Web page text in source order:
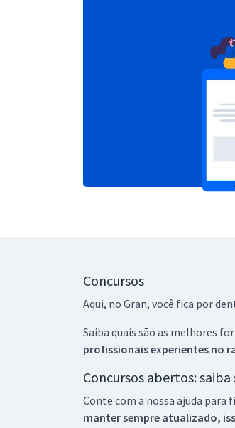
Concursos
Aqui, no Gran, você fica por
Saiba quais são as melhores
profissionais experientes no
Concursos abertos:
Conte com a nossa ajuda para
manter sempre atualizado,